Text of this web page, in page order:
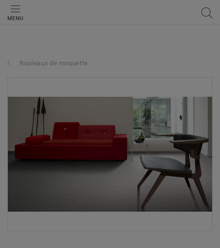
MENU
Rouleaux de moquette